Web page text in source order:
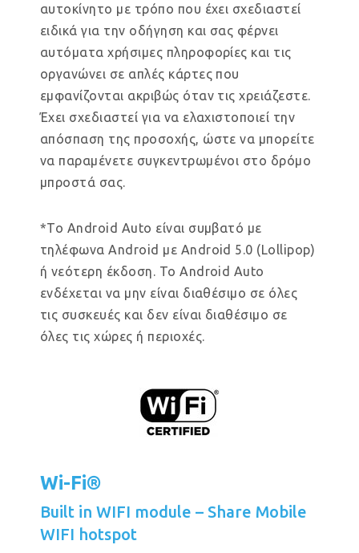
αυτοκίνητο με τρόπο που έχει σχεδιαστεί
ειδικά για την οδήγηση και σας φέρνει
αυτόματα χρήσιμες πληροφορίες και τις
οργανώνει σε απλές κάρτες που
εμφανίζονται ακριβώς όταν τις χρειάζεστε.
Έχει σχεδιαστεί για να ελαχιστοποιεί την
απόσπαση της προσοχής, ώστε να μπορείτε
να παραμένετε συγκεντρωμένοι στο δρόμο
μπροστά σας.
*Το Android Auto είναι συμβατό με
τηλέφωνα Android με Android 5.0 (Lollipop)
ή νεότερη έκδοση. Το Android Auto
ενδέχεται να μην είναι διαθέσιμο σε όλες
τις συσκευές και δεν είναι διαθέσιμο σε
όλες τις χώρες ή περιοχές.
Wi-Fi®
Built in WIFI module – Share Mobile
WIFI hotspot